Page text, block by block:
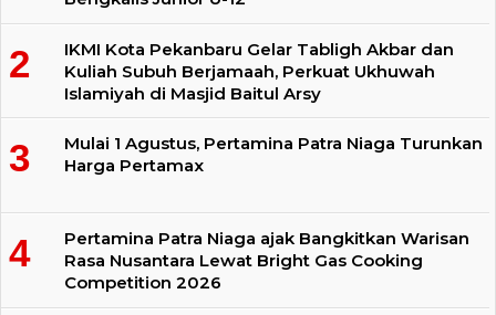
IKMI Kota Pekanbaru Gelar Tabligh Akbar dan
Kuliah Subuh Berjamaah, Perkuat Ukhuwah
Islamiyah di Masjid Baitul Arsy
Mulai 1 Agustus, Pertamina Patra Niaga Turunkan
Harga Pertamax
Pertamina Patra Niaga ajak Bangkitkan Warisan
Rasa Nusantara Lewat Bright Gas Cooking
Competition 2026